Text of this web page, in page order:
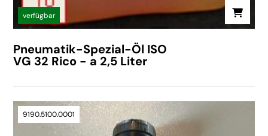
verfügbar
Pneumatik-Spezial-Öl ISO
VG 32 Rico - a 2,5 Liter
9190.5100.0001